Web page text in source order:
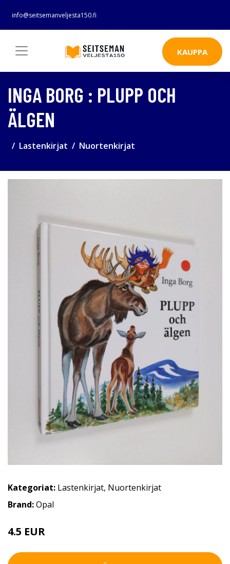
info@seitsemanveljesta150.fi
KAUPPA
INGA BORG : PLUPP OCH
ÄLGEN
Lastenkirjat Nuortenkirjat
Kategoriat: Lastenkirjat, Nuortenkirjat
Brand:Opal
4.5 EUR